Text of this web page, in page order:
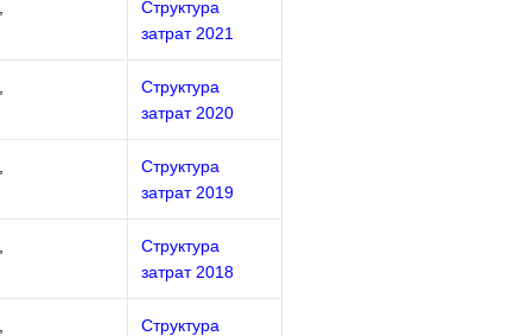
Структура
затрат 2021
Структура
затрат 2020
Структура
затрат 2019
Структура
затрат 2018
Структура